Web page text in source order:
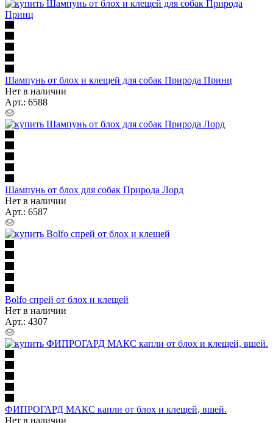
Шампунь от блох и клещей для собак Природа Принц
Нет в наличии
Арт.: 6588
Шампунь от блох для собак Природа Лорд
Нет в наличии
Арт.: 6587
Bolfo спрей от блох и клещей
Нет в наличии
Арт.: 4307
ФИПРОГАРД МАКС капли от блох и клещей, вшей.
Нет в наличии